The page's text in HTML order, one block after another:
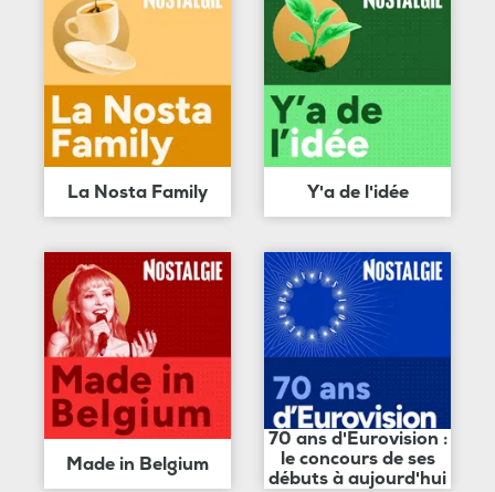
La Nosta Family Y'a de l'idée
Made in Belgium
70 ans d'Eurovision :
le concours de ses
débuts à aujourd'hui